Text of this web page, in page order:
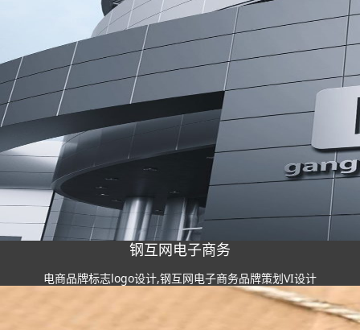
钢互网电子商务
电商品牌标志logo设计,钢互网电子商务品牌策划VI设计